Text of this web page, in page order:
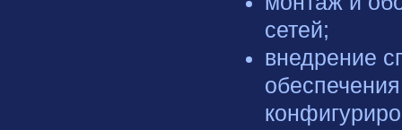
сетей;
внедрение